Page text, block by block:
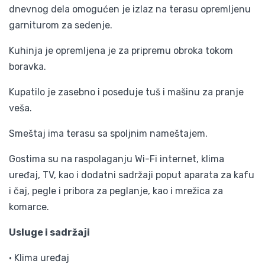
dnevnog dela omogućen je izlaz na terasu opremljenu
garniturom za sedenje.
Kuhinja je opremljena je za pripremu obroka tokom
boravka.
Kupatilo je zasebno i poseduje tuš i mašinu za pranje
veša.
Smeštaj ima terasu sa spoljnim nameštajem.
Gostima su na raspolaganju Wi-Fi internet, klima
uređaj, TV, kao i dodatni sadržaji poput aparata za kafu
i čaj, pegle i pribora za peglanje, kao i mrežica za
komarce.
Usluge i sadržaji
• Klima uređaj